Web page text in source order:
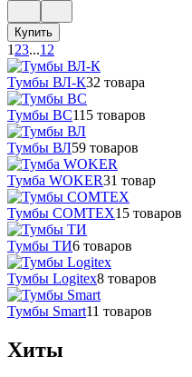
Купить
1 23...12
Тумбы ВЛ-К32 товара
Тумбы ВС115 товаров
Тумбы ВЛ59 товаров
Тумба WOKER31 товар
Тумбы COMTEX15 товаров
Тумбы ТИ6 товаров
Тумбы Logitex8 товаров
Тумбы Smart11 товаров
Хиты